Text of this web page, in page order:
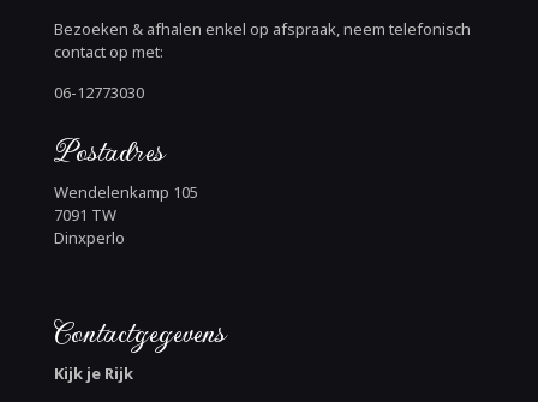
Bezoeken & afhalen enkel op afspraak, neem telefonisch
contact op met:
06-12773030
Postadres
Wendelenkamp 105
7091 TW
Dinxperlo
Contactgegevens
Kijk je Rijk